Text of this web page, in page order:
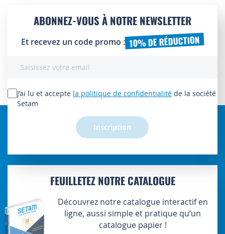
ABONNEZ-VOUS À NOTRE NEWSLETTER
Et recevez un code promo : 10% DE RÉDUCTION
lettre
d’information
J’ai lu et accepte la politique de confidentialité de la société
Setam
Inscription
FEUILLETEZ NOTRE CATALOGUE
Découvrez notre catalogue interactif en
ligne, aussi simple et pratique qu’un
catalogue papier !